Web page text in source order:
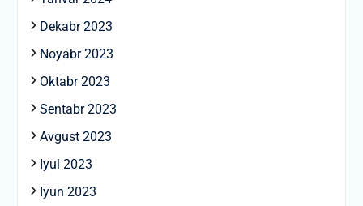
Dekabr 2023
Noyabr 2023
Oktabr 2023
Sentabr 2023
Avgust 2023
Iyul 2023
Iyun 2023